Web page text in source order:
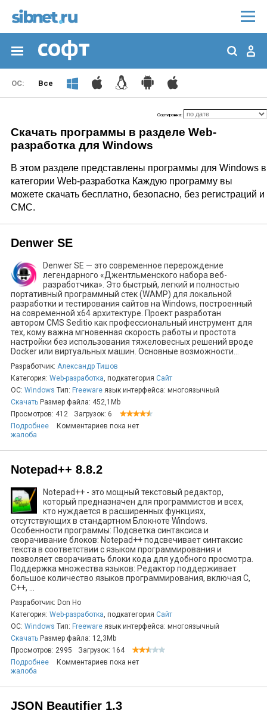
Все
Сортировка:
Скачать программы в разделе Web-
разработка для Windows
В этом разделе представлены программы для Windows в
категории Web-разработка Каждую программу вы
можете скачать бесплатно, безопасно, без регистраций и
СМС.
Denwer SE
Denwer SE — это современное перерождение
легендарного «Джентльменского набора веб-
разработчика». Это быстрый, легкий и полностью
портативный программный стек (WAMP) для локальной
разработки и тестирования сайтов на Windows, построенный
на современной x64 архитектуре. Проект разработан
автором CMS Seditio как профессиональный инструмент для
тех, кому важна мгновенная скорость работы и простота
настройки без использования тяжеловесных решений вроде
Docker или виртуальных машин. Основные возможности...
Разработчик: Александр Тишов
Категория: Web-разработка, подкатегория Сайт
ОС: Windows Тип: Freeware язык интерфейса: многоязычный
Скачать Размер файла: 452,1Mb
Просмотров: 412
Загрузок: 6
Подробнее
Комментариев пока нет
жалоба
Notepad++ 8.8.2
Notepad++ - это мощный текстовый редактор,
который предназначен для программистов и всех,
кто нуждается в расширенных функциях,
отсутствующих в стандартном Блокноте Windows.
Особенности программы: Подсветка синтаксиса и
сворачивание блоков: Notepad++ подсвечивает синтаксис
текста в соответствии с языком программирования и
позволяет сворачивать блоки кода для удобного просмотра.
Поддержка множества языков: Редактор поддерживает
большое количество языков программирования, включая C,
C++, ...
Разработчик: Don Ho
Категория: Web-разработка, подкатегория Сайт
ОС: Windows Тип: Freeware язык интерфейса: многоязычный
Скачать Размер файла: 12,3Mb
Просмотров: 2995
Загрузок: 164
Подробнее
Комментариев пока нет
жалоба
JSON Beautifier 1.3